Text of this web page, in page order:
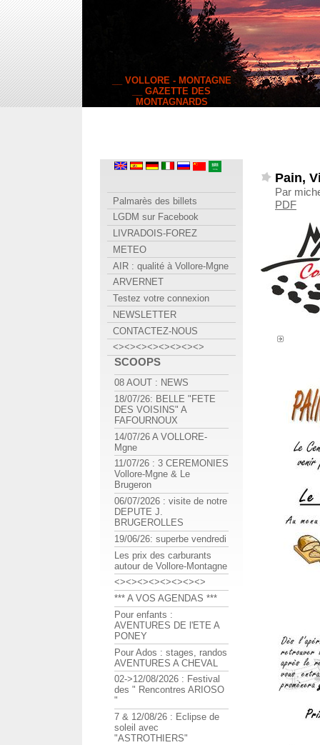
__ VOLLORE - MONTAGNE
__ GAZETTE DES
MONTAGNARDS
Pain,
Par
PDF
Palmarès des billets
LGDM sur Facebook
LIVRADOIS-FOREZ
METEO
AIR : qualité à Vollore-Mgne
ARVERNET
Testez votre connexion
NEWSLETTER
CONTACTEZ-NOUS
<><><><><><><><>
SCOOPS
08 AOUT : NEWS
18/07/26: BELLE "FETE
DES VOISINS" A
FAFOURNOUX
14/07/26 A VOLLORE-
Mgne
11/07/26 : 3 CEREMONIES
Vollore-Mgne & Le
Brugeron
06/07/2026 : visite de notre
DEPUTE J.
BRUGEROLLES
19/06/26: superbe vendredi
Les prix des carburants
autour de Vollore-Montagne
<><><><><><><><>
*** A VOS AGENDAS ***
Pour enfants :
AVENTURES DE l'ETE A
PONEY
Pour Ados : stages, randos
AVENTURES A CHEVAL
02->12/08/2026 : Festival
des " Rencontres ARIOSO
"
7 & 12/08/26 : Eclipse de
soleil avec
"ASTROTHIERS"